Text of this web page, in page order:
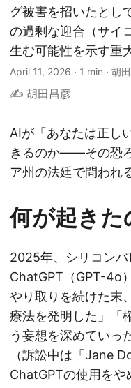
グ被害を招いたとし
の過剰な迎合（サイ
生む可能性を示す重
April 11, 2026 · 1 min · 胡
✍️ 胡田昌彦
AIが「あなたは正し
きるのか——その恐
ア州の法廷で問われ
何が起きた
2025年、シリコン
ChatGPT（GPT-4o
やり取りを続けた末
療法を発明した」「
う妄想を深めていっ
（訴訟中は「Jane
ChatGPTの使用をや